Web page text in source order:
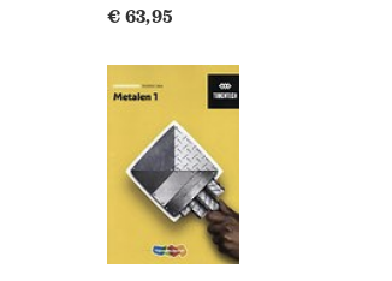
€ 63,95